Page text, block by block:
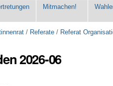
Mitmachen!
/ Referate / Referat
2026-06